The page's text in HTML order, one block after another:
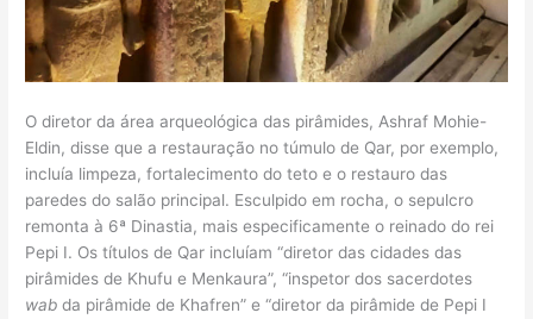
O diretor da área arqueológica das pirâmides, Ashraf Mohie-
Eldin, disse que a restauração no túmulo de Qar, por exemplo,
incluía limpeza, fortalecimento do teto e o restauro das
paredes do salão principal. Esculpido em rocha, o sepulcro
remonta à 6ª Dinastia, mais especificamente o reinado do rei
Pepi I. Os títulos de Qar incluíam “diretor das cidades das
pirâmides de Khufu e Menkaura”, “inspetor dos sacerdotes
wab da pirâmide de Khafren” e “diretor da pirâmide de Pepi I